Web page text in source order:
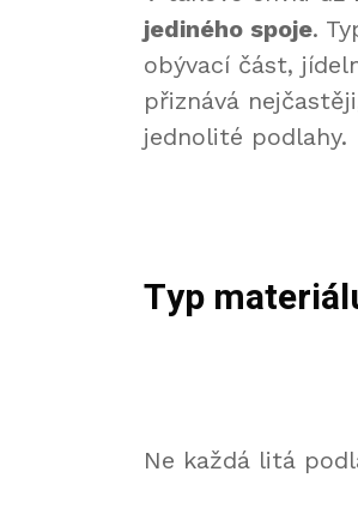
jediného spoje.
obývací část,
přiznává
jednolité podlahy.
Typ
Ne každá litá